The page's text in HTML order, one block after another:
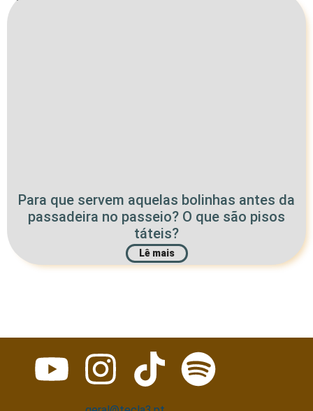
Para que servem aquelas bolinhas antes da
passadeira no passeio? O que são pisos
táteis?
Lê mais